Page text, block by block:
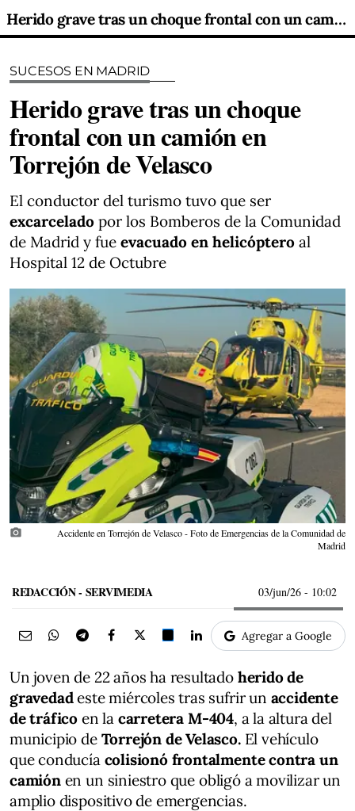
Herido grave tras un choque frontal con un camión en Torrejón de Velasco
SUCESOS EN MADRID
Herido grave tras un choque
frontal con un camión en
Torrejón de Velasco
El conductor del turismo tuvo que ser
excarcelado por los Bomberos de la Comunidad
de Madrid y fue evacuado en helicóptero al
Hospital 12 de Octubre
photo_camera
Accidente en Torrejón de Velasco - Foto de Emergencias de la Comunidad de
Madrid
REDACCIÓN - SERVIMEDIA 03/jun/26 - 10:02
Agregar a Google
Un joven de 22 años ha resultado herido de
gravedadeste miércoles tras sufrir un accidente
de tráfico en la carretera M-404, a la altura del
municipio de Torrejón de Velasco.El vehículo
que conducía colisionó frontalmente contra un
camiónen un siniestro que obligó a movilizar un
amplio dispositivo de emergencias.